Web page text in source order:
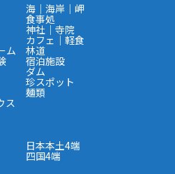
海｜海岸｜岬
食事処
神社｜寺院
カフェ｜軽食
ム 林道
宿泊施設
ダム
珍スポット
麺類
ス
日本本土4端
四国4端